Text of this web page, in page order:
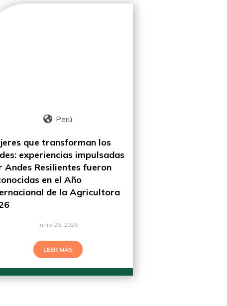
Perú
que transforman los
experiencias impulsadas
Andes Resilientes fueron
en el Año
de la Agricultora
junio 26, 2026
LEER MÁS